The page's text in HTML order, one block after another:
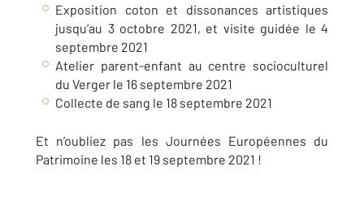
Exposition coton et dissonances artistiques
jusqu’au 3 octobre 2021, et visite guidée le 4
septembre 2021
Atelier parent-enfant au centre socioculturel
du Verger le 16 septembre 2021
Collecte de sang le 18 septembre 2021
Et n’oubliez pas les Journées Européennes du
Patrimoine les 18 et 19 septembre 2021 !